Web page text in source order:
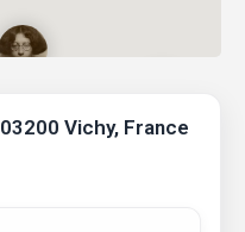
Vichy, France